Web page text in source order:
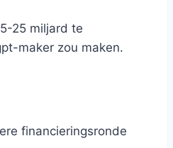
25 miljard te
maker zou maken.
financieringsronde